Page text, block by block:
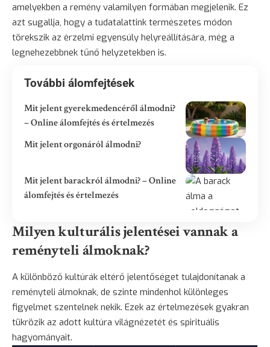
amelyekben a remény valamilyen formában megjelenik. Ez
azt sugallja, hogy a tudatalattink természetes módon
törekszik az érzelmi egyensúly helyreállítására, még a
legnehezebbnek tűnő helyzetekben is.
További álomfejtések
Mit jelent gyerekmedencéről álmodni?
– Online álomfejtés és értelmezés
Mit jelent orgonáról álmodni?
Mit jelent barackról álmodni? – Online
álomfejtés és értelmezés
Milyen kulturális jelentései vannak a
reményteli álmoknak?
A különböző kultúrák eltérő jelentőséget tulajdonítanak a
reményteli álmoknak, de szinte mindenhol különleges
figyelmet szentelnek nekik. Ezek az értelmezések gyakran
tükrözik az adott kultúra világnézetét és spirituális
hagyományait.